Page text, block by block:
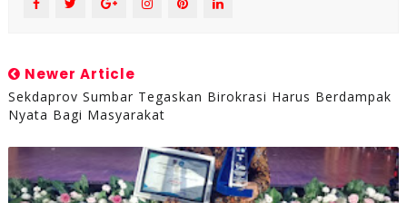
Newer Article
Sekdaprov Sumbar Tegaskan Birokrasi Harus Berdampak
Nyata Bagi Masyarakat